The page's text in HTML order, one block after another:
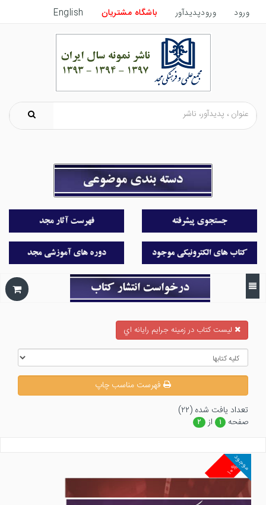
ورود ورودپدیدآور باشگاه مشتریان English
ليست كتاب در زمينه جرايم رايانه اي
فهرست مناسب چاپ
تعداد يافت شده (۲۲)
صفحه
۱ از ۲
۱۰%
موجود